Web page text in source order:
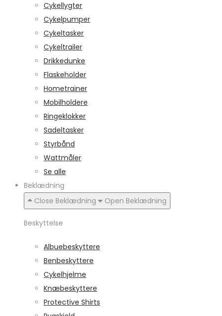
Cykellygter
Cykelpumper
Cykeltasker
Cykeltrailer
Drikkedunke
Flaskeholder
Hometrainer
Mobilholdere
Ringeklokker
Sadeltasker
Styrbånd
Wattmåler
Se alle
Beklædning
Close Beklædning
Open Beklædning
Beskyttelse
Albuebeskyttere
Benbeskyttere
Cykelhjelme
Knæbeskyttere
Protective Shirts